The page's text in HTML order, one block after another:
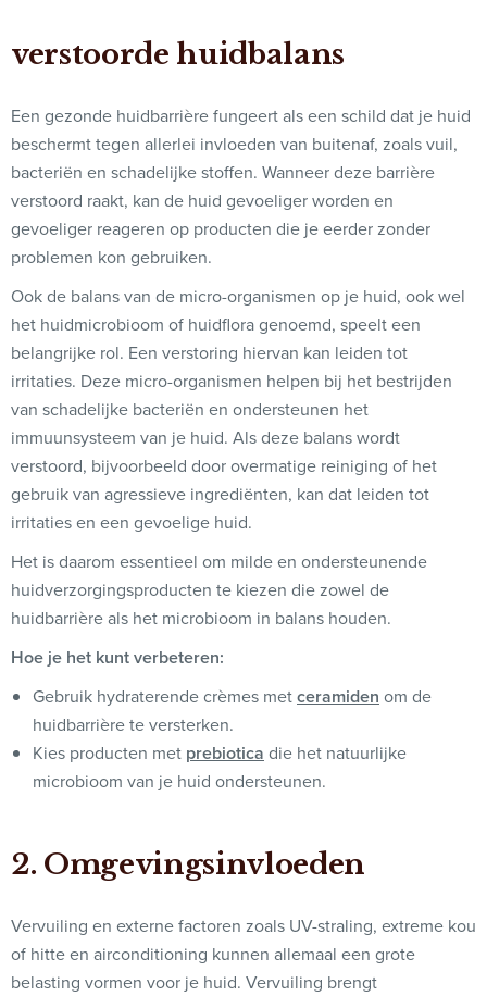
verstoorde huidbalans
Een gezonde huidbarrière fungeert als een schild dat je huid
beschermt tegen allerlei invloeden van buitenaf, zoals vuil,
bacteriën en schadelijke stoffen. Wanneer deze barrière
verstoord raakt, kan de huid gevoeliger worden en
gevoeliger reageren op producten die je eerder zonder
problemen kon gebruiken.
Ook de balans van de micro-organismen op je huid, ook wel
het huidmicrobioom of huidflora genoemd, speelt een
belangrijke rol. Een verstoring hiervan kan leiden tot
irritaties. Deze micro-organismen helpen bij het bestrijden
van schadelijke bacteriën en ondersteunen het
immuunsysteem van je huid. Als deze balans wordt
verstoord, bijvoorbeeld door overmatige reiniging of het
gebruik van agressieve ingrediënten, kan dat leiden tot
irritaties en een gevoelige huid.
Het is daarom essentieel om milde en ondersteunende
huidverzorgingsproducten te kiezen die zowel de
huidbarrière als het microbioom in balans houden.
Hoe je het kunt verbeteren:
Gebruik hydraterende crèmes metceramiden om de
huidbarrière te versterken.
Kies producten met prebiotica die het natuurlijke
microbioom van je huid ondersteunen.
2. Omgevingsinvloeden
Vervuiling en externe factoren zoals UV-straling, extreme kou
of hitte en airconditioning kunnen allemaal een grote
belasting vormen voor je huid. Vervuiling brengt